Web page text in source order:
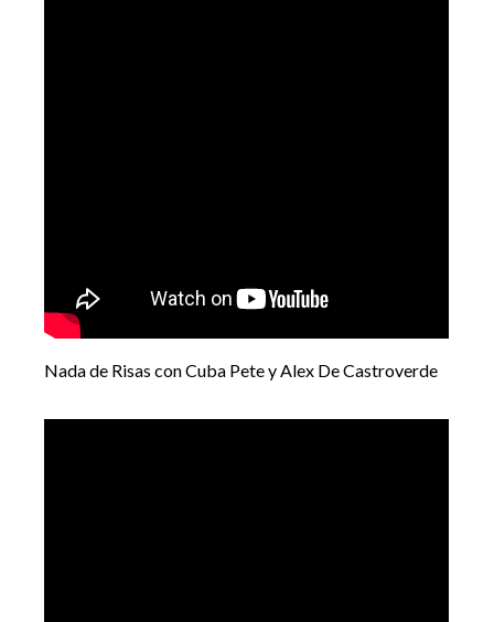
Nada de Risas con Cuba Pete y Alex De Castroverde